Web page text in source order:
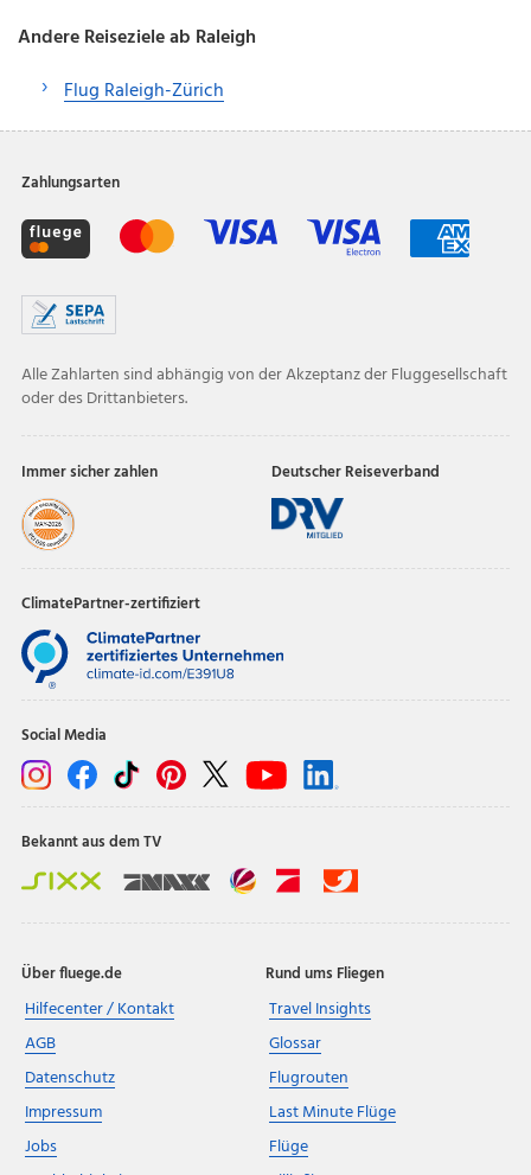
Andere Reiseziele ab Raleigh
Flug Raleigh-Zürich